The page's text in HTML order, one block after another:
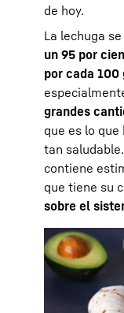
de hoy.
La lechuga
un 95 por
por cada 100
grandes
que es lo
tan
contiene
que tiene su
sobre el